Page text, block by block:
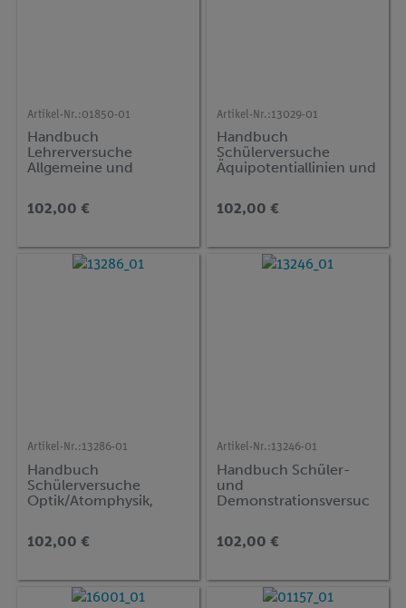
Artikel-Nr.:01850-01
Handbuch
Lehrerversuche
Allgemeine und
Chemie (CT)
102,00 €
Artikel-Nr.:13029-01
Handbuch
Schülerversuche
Äquipotentiallinien und
102,00 €
Artikel-Nr.:13286-01
Handbuch
Schülerversuche
Optik/Atomphysik,
102,00 €
Artikel-Nr.:13246-01
Handbuch Schüler-
und
Demonstrationsversuc
Naturwissenschaften
102,00 €